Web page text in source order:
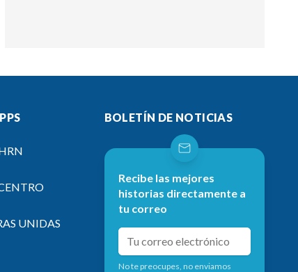
UNIDAS
BOLETÍN DE NOTICIAS
Recibe las mejores
historias directamente a
tu correo
No te preocupes, no enviamos